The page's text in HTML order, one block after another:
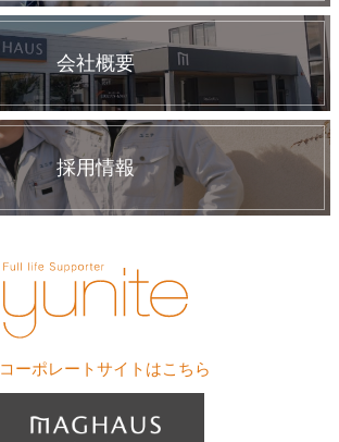
会社概要
採用情報
コーポレートサイトはこちら